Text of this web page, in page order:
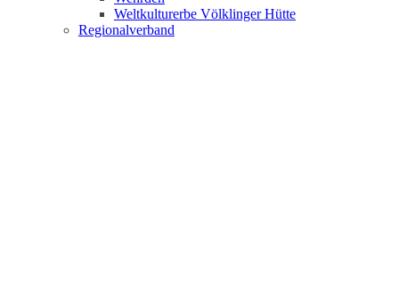
Weltkulturerbe Völklinger Hütte
Regionalverband